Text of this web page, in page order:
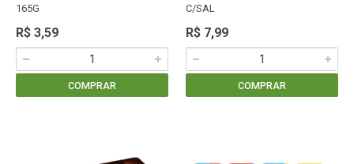
165G
R$ 3,59
COMPRAR
C/SAL
R$ 7,99
COMPRAR